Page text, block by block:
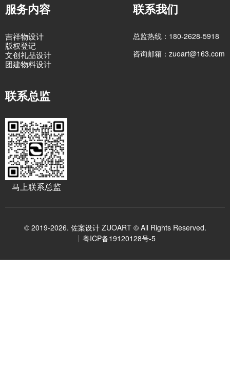
服务内容
吉祥物设计
版权登记
文创礼品设计
团建物料设计
联系我们
总监热线：180-2628-5918
咨询邮箱：zuoart@163.com
联系总监
马上联系总监
© 2019-2026. 佐案设计 ZUOART © All Rights Reserved.
粤ICP备19120128号-5